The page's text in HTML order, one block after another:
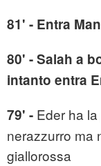
81' - Entra
80' - Salah a
intanto entra
79' - Eder ha
nerazzurro ma
giallorossa